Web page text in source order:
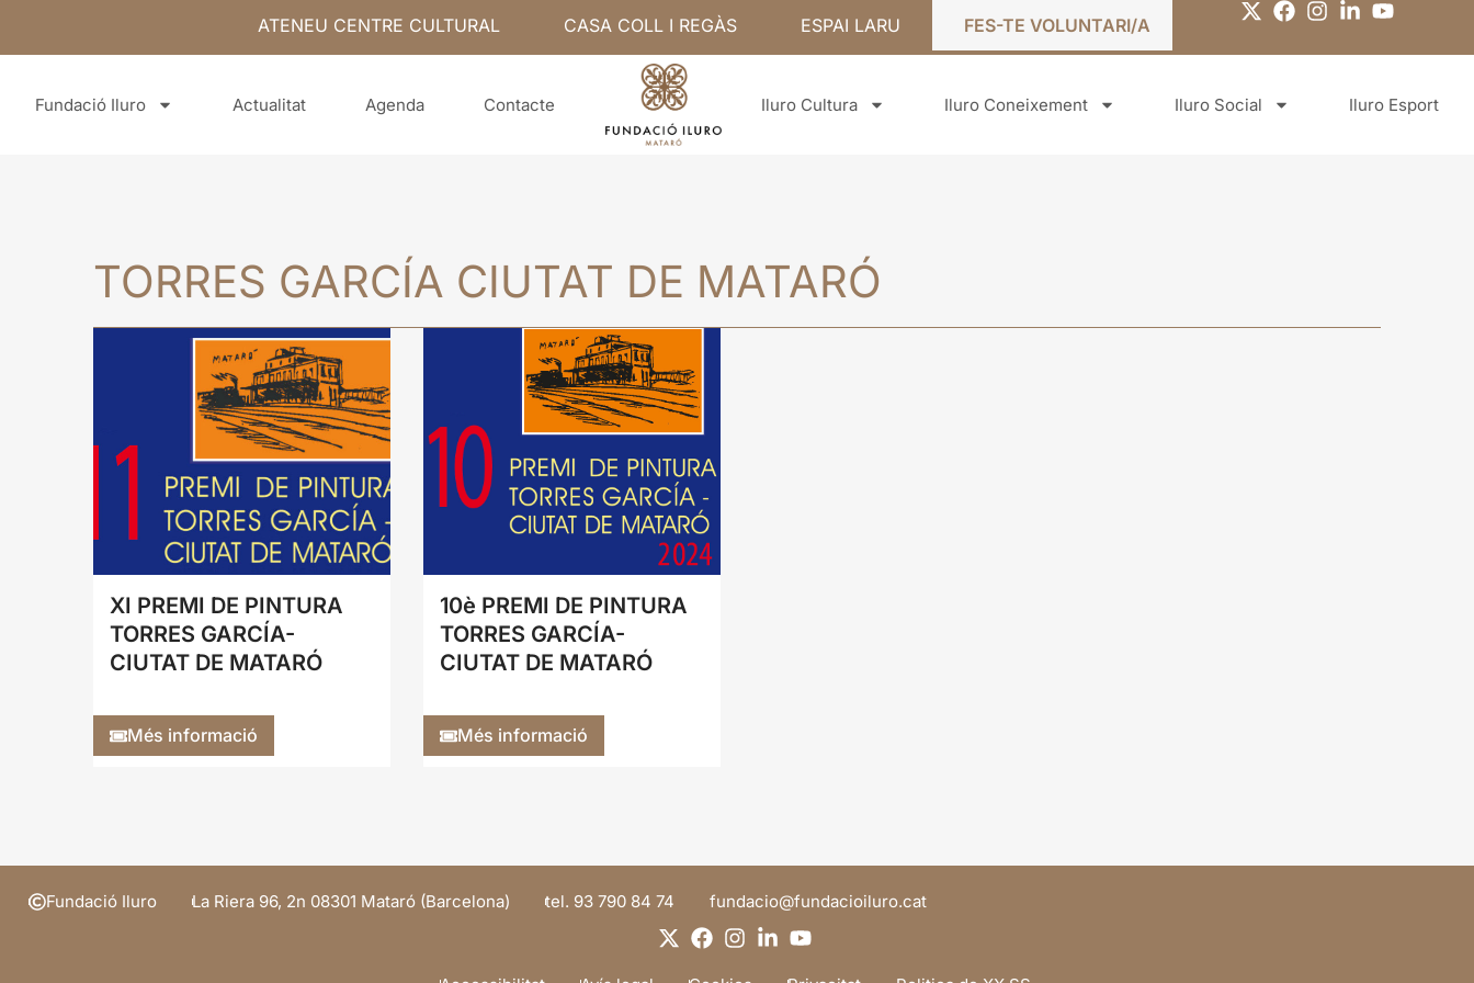
ATENEU CENTRE CULTURAL CASA COLL I REGÀS ESPAI LARU FES-TE VOLUNTARI/A
Fundació Iluro Actualitat Agenda Contacte Iluro Cultura Iluro Coneixement Iluro Social Iluro Esport
TORRES GARCÍA CIUTAT DE MATARÓ
XI PREMI DE PINTURA
TORRES GARCÍA-
CIUTAT DE MATARÓ
Més informació
10è PREMI DE PINTURA
TORRES GARCÍA-
CIUTAT DE MATARÓ
Més informació
Fundació Iluro La Riera 96, 2n 08301 Mataró (Barcelona) tel. 93 790 84 74 tac.orulioicadnuf
@oicadnuf